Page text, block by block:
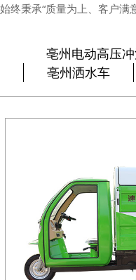
始终秉承“质量为上、客户满
亳州电动高压
亳州洒水车